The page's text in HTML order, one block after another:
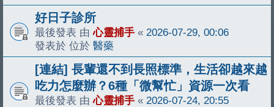
好日子診所
最後發表 由心靈捕手 « 2026-07-29, 00:06
發表於 位於 醫藥
[連結] 長輩還不到長照標準，生活卻越來越
吃力怎麼辦？6種「微幫忙」資源一次看
最後發表 由心靈捕手 « 2026-07-24, 20:55